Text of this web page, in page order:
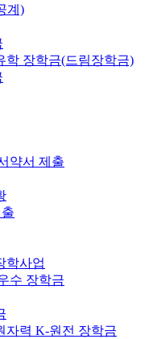
계)
학 장학금(드림장학금)
약서 제출
학사업
수 장학금
자력 K-원전 장학금